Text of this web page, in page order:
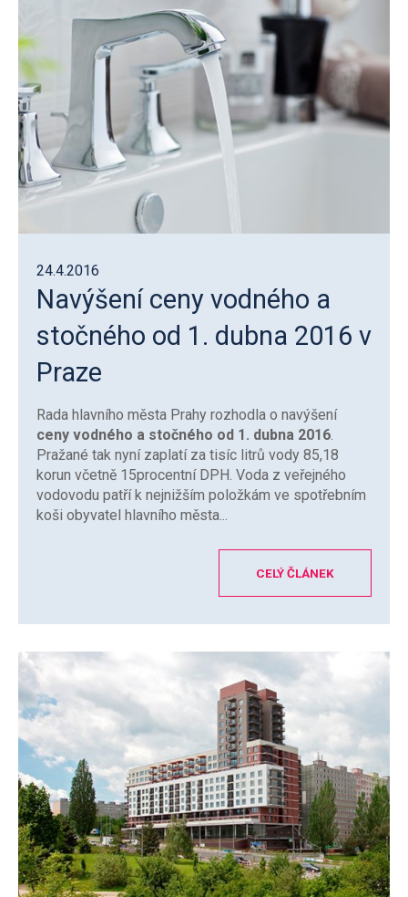
24.4.2016
Navýšení ceny vodného a
stočného od 1. dubna 2016 v
Praze
Rada hlavního města Prahy rozhodla o navýšení
ceny vodného a stočného od 1. dubna 2016
Pražané tak nyní zaplatí za tisíc litrů vody 85,18
korun včetně 15procentní DPH. Voda z veřejného
vodovodu patří k nejnižším položkám ve spotřebním
koši obyvatel hlavního města...
CELÝ ČLÁNEK